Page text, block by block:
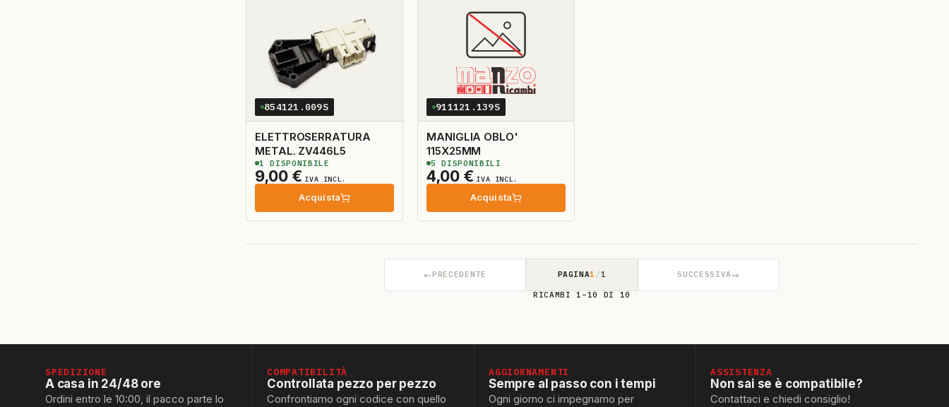
854121.009S
ELETTROSERRATURA
METAL. ZV446L5
9,00 € IVA INCL.
Acquista
1 DISPONIBILE
911121.139S
MANIGLIA OBLO'
115X25MM
4,00 € IVA INCL.
Acquista
5 DISPONIBILI
←PRECEDENTE PAGINA1 /1 SUCCESSIVA→
RICAMBI 1–10 DI 10
SPEDIZIONE
A casa in 24/48 ore
Ordini entro le 10:00, il pacco parte lo
COMPATIBILITÀ
Controllata pezzo per pezzo
Confrontiamo ogni codice con quello
AGGIORNAMENTI
Sempre al passo con i tempi
Ogni giorno ci impegnamo per
ASSISTENZA
Non sai se è compatibile?
Contattaci e chiedi consiglio!